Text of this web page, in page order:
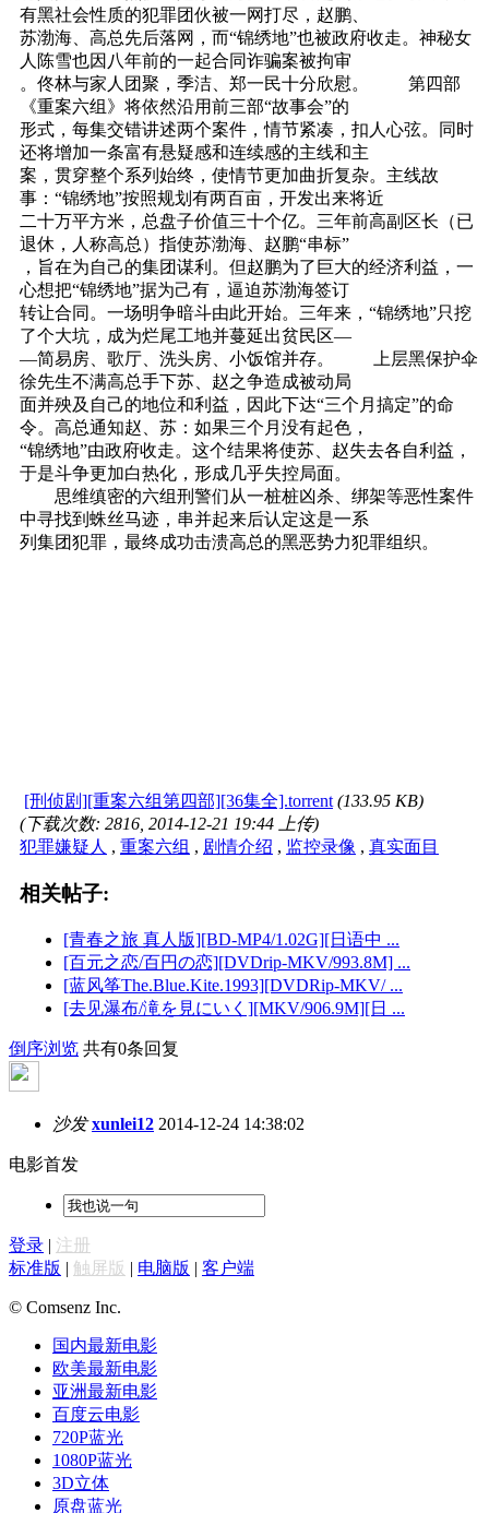
有黑社会性质的犯罪团伙被一网打尽，赵鹏、
苏渤海、高总先后落网，而“锦绣地”也被政府收走。神秘女
人陈雪也因八年前的一起合同诈骗案被拘审
。佟林与家人团聚，季洁、郑一民十分欣慰。 第四部
《重案六组》将依然沿用前三部“故事会”的
形式，每集交错讲述两个案件，情节紧凑，扣人心弦。同时
还将增加一条富有悬疑感和连续感的主线和主
案，贯穿整个系列始终，使情节更加曲折复杂。主线故
事：“锦绣地”按照规划有两百亩，开发出来将近
二十万平方米，总盘子价值三十个亿。三年前高副区长（已
退休，人称高总）指使苏渤海、赵鹏“串标”
，旨在为自己的集团谋利。但赵鹏为了巨大的经济利益，一
心想把“锦绣地”据为己有，逼迫苏渤海签订
转让合同。一场明争暗斗由此开始。三年来，“锦绣地”只挖
了个大坑，成为烂尾工地并蔓延出贫民区—
—简易房、歌厅、洗头房、小饭馆并存。 上层黑保护伞
徐先生不满高总手下苏、赵之争造成被动局
面并殃及自己的地位和利益，因此下达“三个月搞定”的命
令。高总通知赵、苏：如果三个月没有起色，
“锦绣地”由政府收走。这个结果将使苏、赵失去各自利益，
于是斗争更加白热化，形成几乎失控局面。
思维缜密的六组刑警们从一桩桩凶杀、绑架等恶性案件
中寻找到蛛丝马迹，串并起来后认定这是一系
列集团犯罪，最终成功击溃高总的黑恶势力犯罪组织。
[刑侦剧][重案六组第四部][36集全].torrent (133.95 KB)
(下载次数: 2816, 2014-12-21 19:44 上传)
犯罪嫌疑人 , 重案六组 , 剧情介绍 , 监控录像 , 真实面目
相关帖子:
[青春之旅 真人版][BD-MP4/1.02G][日语中 ...
[百元之恋/百円の恋][DVDrip-MKV/993.8M] ...
[蓝风筝The.Blue.Kite.1993][DVDRip-MKV/ ...
[去见瀑布/滝を見にいく][MKV/906.9M][日 ...
倒序浏览 共有0条回复
沙发 xunlei12 2014-12-24 14:38:02
电影首发
登录 | 注册
标准版 | 触屏版 | 电脑版 | 客户端
© Comsenz Inc.
国内最新电影
欧美最新电影
亚洲最新电影
百度云电影
720P蓝光
1080P蓝光
3D立体
原盘蓝光